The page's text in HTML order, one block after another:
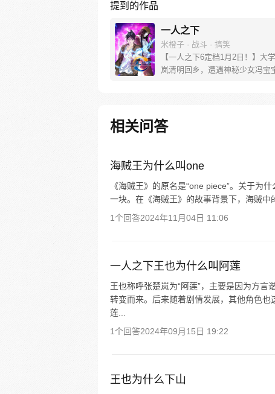
提到的作品
一人之下
米橙子 · 战斗 · 搞笑
【一人之下6定档1月2日！】大
岚清明回乡，遭遇神秘少女冯宝
己与爷爷身上的秘密，张楚岚的
彻底颠覆，与冯宝宝一同踏上“异
相关问答
海贼王为什么叫one
《海贼王》的原名是“one piece”。关于为
一块。在《海贼王》的故事背景下，海贼中
1个回答2024年11月04日 11:06
一人之下王也为什么叫阿莲
王也称呼张楚岚为“阿莲”，主要是因为方言
转变而来。后来随着剧情发展，其他角色
莲...
1个回答2024年09月15日 19:22
王也为什么下山